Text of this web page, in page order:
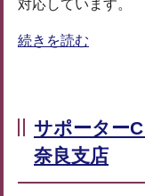
対応しています。
続きを読む
サポーター
奈良支店